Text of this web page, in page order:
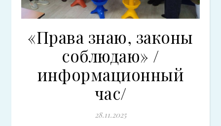
«Права знаю, законы
соблюдаю» /
информационный
час/
28.11.2025